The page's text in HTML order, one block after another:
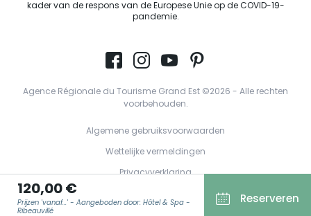
120,00 €
Prijzen 'vanaf...' - Aangeboden door: Hôtel & Spa -
Ribeauvillé
Reserveren
kader van de respons van de Europese Unie op de COVID-19-
pandemie.
Agence Régionale du Tourisme Grand Est ©2026 - Alle rechten
voorbehouden.
Algemene gebruiksvoorwaarden
Wettelijke vermeldingen
Privacyverklaring